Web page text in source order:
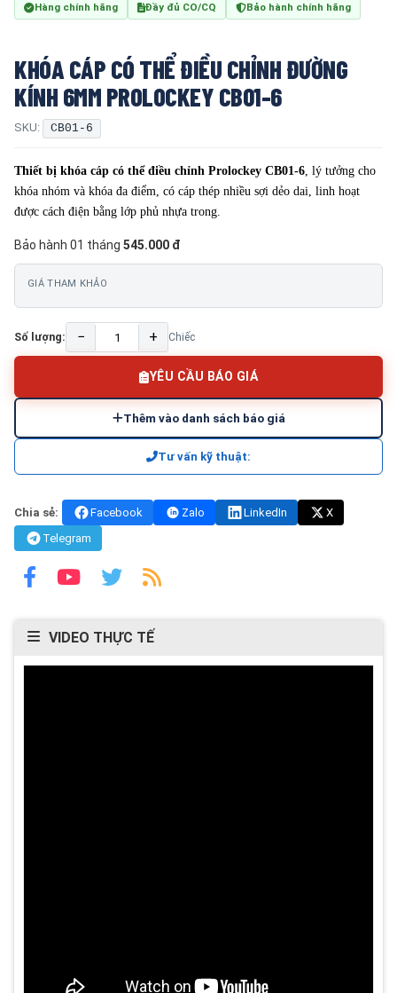
Hàng chính hãng Đầy đủ CO/CQ Bảo hành chính hãng
KHÓA CÁP CÓ THỂ ĐIỀU CHỈNH ĐƯỜNG
KÍNH 6MM PROLOCKEY CB01-6
SKU: CB01-6
Thiết bị khóa cáp có thể điều chỉnh Prolockey CB01-6, lý tưởng cho
khóa nhóm và khóa đa điểm, có cáp thép nhiều sợi dẻo dai, linh hoạt
được cách điện bằng lớp phủ nhựa trong.
Bảo hành 01 tháng 545.000 đ
GIÁ THAM KHẢO
Số lượng: − + Chiếc
YÊU CẦU BÁO GIÁ
Thêm vào danh sách báo giá
Tư vấn kỹ thuật:
Chia sẻ: Facebook Zalo LinkedIn
X
Telegram
VIDEO THỰC TẾ